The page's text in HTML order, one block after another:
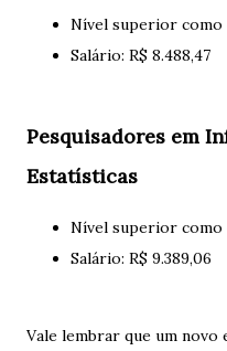
Nível superior como
Salário: R$ 8.488,47
Pesquisadores em
Estatísticas
Nível superior como
Salário: R$ 9.389,06
Vale lembrar que um